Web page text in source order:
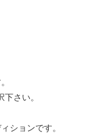
さい。
ションです。